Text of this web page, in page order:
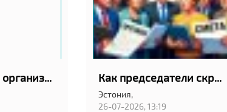
Отзывник для организаций Эстонии Как председатели скрывают протоколы и отчёты годами
Эстония,
26-07-2026, 13:19